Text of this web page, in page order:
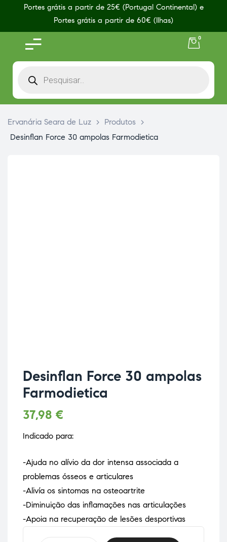
Portes grátis a partir de 25€ (Portugal Continental) e
Portes grátis a partir de 60€ (Ilhas)
0
Ervanária Seara de Luz > Produtos
>
Desinflan Force 30 ampolas Farmodietica
Desinflan Force 30 ampolas
Farmodietica
37,98 €
Indicado para:
-Ajuda no alívio da dor intensa associada a
problemas ósseos e articulares
-Alivía os sintomas na osteoartrite
-Diminuição das inflamações nas articulações
-Apoia na recuperação de lesões desportivas